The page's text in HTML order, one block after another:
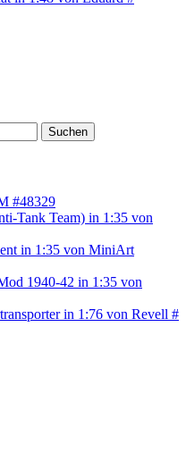
Suchen
#48329
Tank Team) in 1:35 von
in 1:35 von MiniArt
1940-42 in 1:35 von
in 1:76 von Revell #